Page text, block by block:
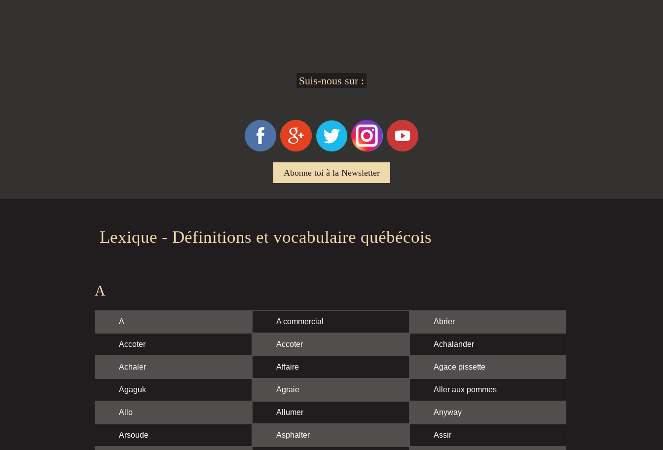
Suis-nous sur :
Abonne toi à la Newsletter
Lexique - Définitions et vocabulaire québécois
A
A A commercial Abrier
Accoter Accoter Achalander
Achaler Affaire Agace pissette
Agaguk Agraie Aller aux pommes
Allo Allumer Anyway
Arsoude Asphalter Assir